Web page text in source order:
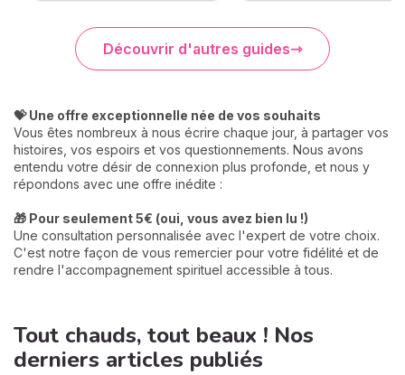
Découvrir d'autres guides
💝 Une offre exceptionnelle née de vos souhaits
Vous êtes nombreux à nous écrire chaque jour, à partager vos
histoires, vos espoirs et vos questionnements. Nous avons
entendu votre désir de connexion plus profonde, et nous y
répondons avec une offre inédite :
🎁 Pour seulement 5€ (oui, vous avez bien lu !)
Une consultation personnalisée avec l'expert de votre choix.
C'est notre façon de vous remercier pour votre fidélité et de
rendre l'accompagnement spirituel accessible à tous.
Tout chauds, tout beaux ! Nos
derniers articles publiés